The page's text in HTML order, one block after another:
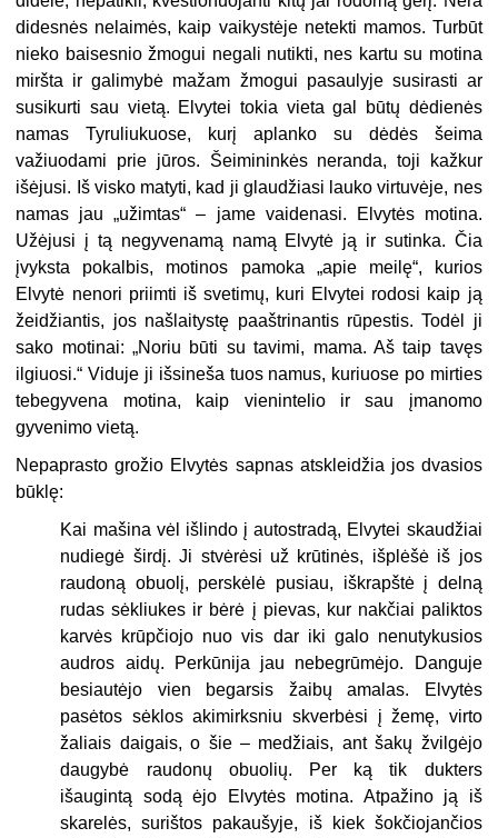
didesnės nelaimės, kaip vaikystėje netekti mamos. Turbūt
nieko baisesnio žmogui negali nutikti, nes kartu su motina
miršta ir galimybė mažam žmogui pasaulyje susirasti ar
susikurti sau vietą. Elvytei tokia vieta gal būtų dėdienės
namas Tyruliukuose, kurį aplanko su dėdės šeima
važiuodami prie jūros. Šeimininkės neranda, toji kažkur
išėjusi. Iš visko matyti, kad ji glaudžiasi lauko virtuvėje, nes
namas jau „užimtas“ – jame vaidenasi. Elvytės motina.
Užėjusi į tą negyvenamą namą Elvytė ją ir sutinka. Čia
įvyksta pokalbis, motinos pamoka „apie meilę“, kurios
Elvytė nenori priimti iš svetimų, kuri Elvytei rodosi kaip ją
žeidžiantis, jos našlaitystę paaštrinantis rūpestis. Todėl ji
sako motinai: „Noriu būti su tavimi, mama. Aš taip tavęs
ilgiuosi.“ Viduje ji išsineša tuos namus, kuriuose po mirties
tebegyvena motina, kaip vienintelio ir sau įmanomo
gyvenimo vietą.
Nepaprasto grožio Elvytės sapnas atskleidžia jos dvasios
būklę:
Kai mašina vėl išlindo į autostradą, Elvytei skaudžiai
nudiegė širdį. Ji stvėrėsi už krūtinės, išplėšė iš jos
raudoną obuolį, perskėlė pusiau, iškrapštė į delną
rudas sėkliukes ir bėrė į pievas, kur nakčiai paliktos
karvės krūpčiojo nuo vis dar iki galo nenutykusios
audros aidų. Perkūnija jau nebegrūmėjo. Danguje
besiautėjo vien begarsis žaibų amalas. Elvytės
pasėtos sėklos akimirksniu skverbėsi į žemę, virto
žaliais daigais, o šie – medžiais, ant šakų žvilgėjo
daugybė raudonų obuolių. Per ką tik dukters
išaugintą sodą ėjo Elvytės motina. Atpažino ją iš
skarelės, surištos pakaušyje, iš kiek šokčiojančios